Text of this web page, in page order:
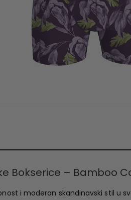
Bokserice – Bamboo
i moderan skandinavski stil u